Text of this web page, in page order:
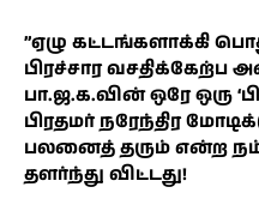
”ஏழு கட்டங்களாக்கி
பிரச்சார
பா.ஜ.க.வின் ஒரே ஒரு
பிரதமர் நரேந்திர
பலனைத் தரும் என்ற
தளர்ந்து விட்டது!